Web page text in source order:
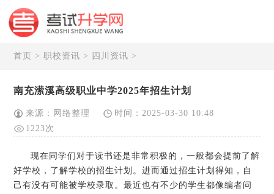
首页 >职校资讯 > 四川资讯 >
南充潆溪高级职业中学2025年招生计划
来源：网络整理
时间：2025-03-30 10:48
1223次
现在同学们对于读书还是非常积极的，一般都会提前了解
好学校，了解学校的招生计划。进而通过招生计划得知，自
己有没有可能被学校录取。最近也有不少的学生都像编者问